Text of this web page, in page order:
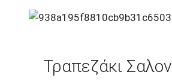
Τραπεζάκι